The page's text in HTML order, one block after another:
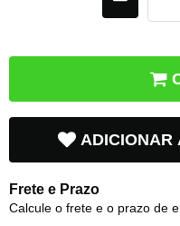
ADICIONAR
Frete e Prazo
Calcule o frete e o prazo de